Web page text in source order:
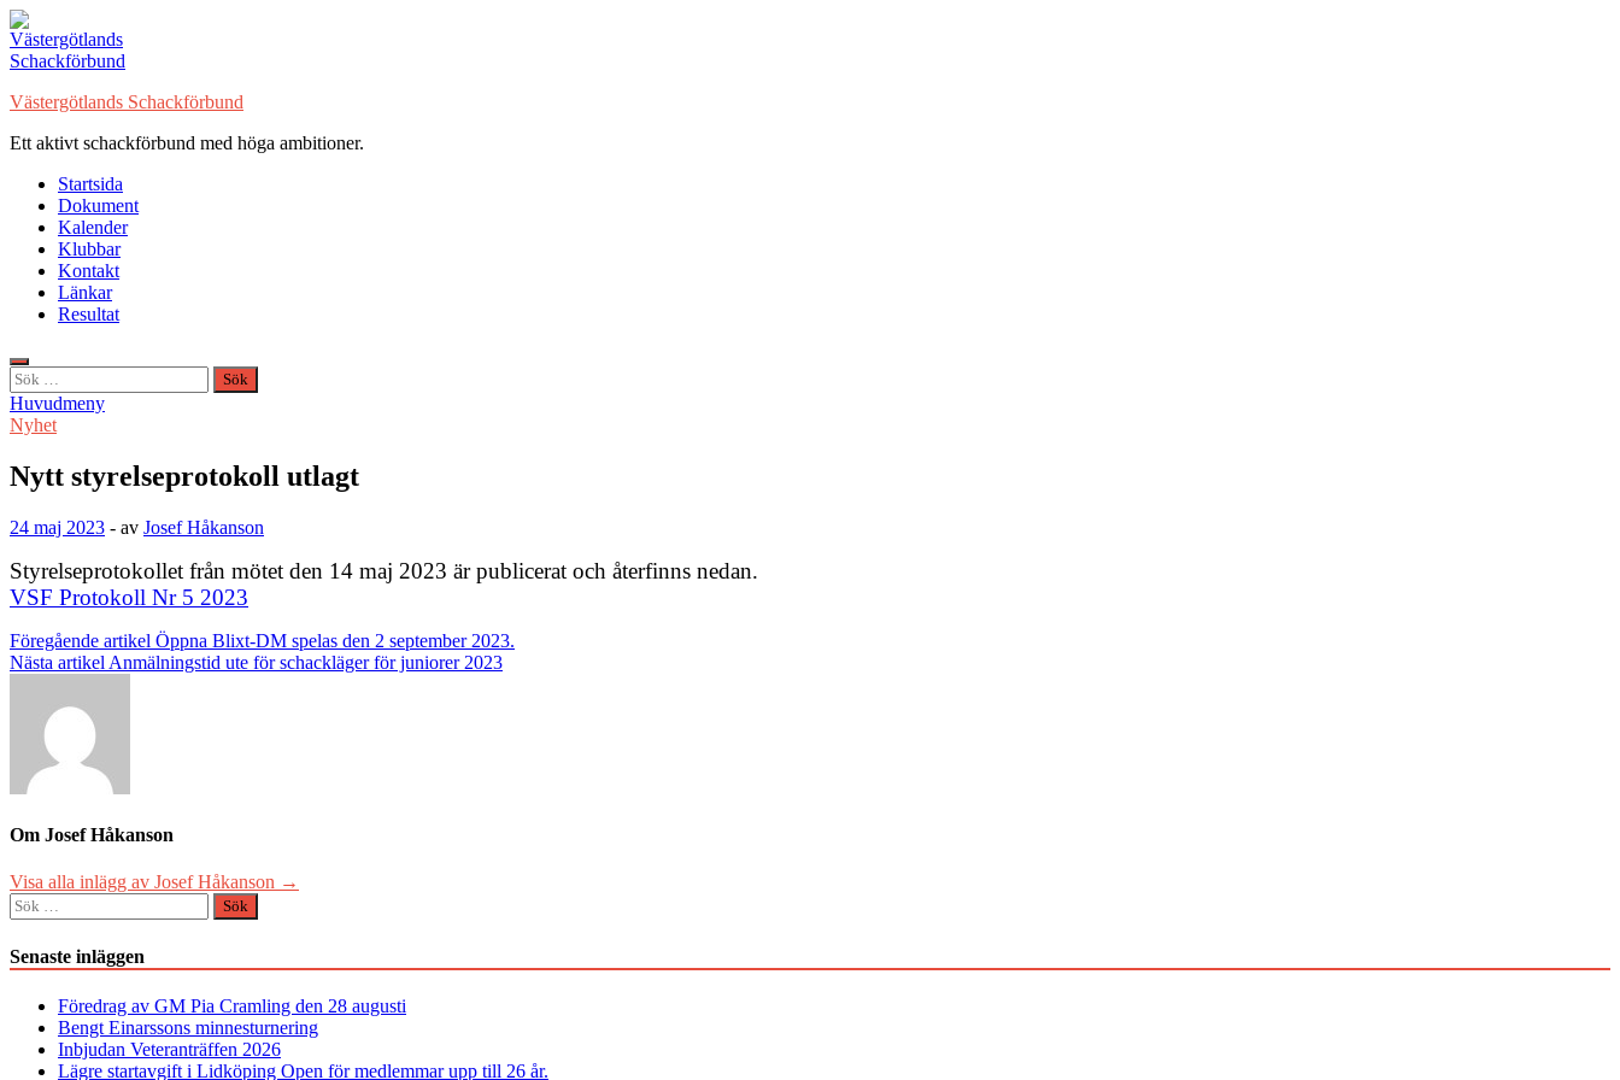
Hoppa
till
innehåll
Västergötlands Schackförbund
Ett aktivt schackförbund med höga ambitioner.
Startsida
Dokument
Kalender
Klubbar
Kontakt
Länkar
Resultat
Sök
efter:
Huvudmeny
Nyhet
Nytt styrelseprotokoll utlagt
24 maj 2023 - av Josef Håkanson
Styrelseprotokollet från mötet den 14 maj 2023 är publicerat och återfinns nedan.
VSF Protokoll Nr 5 2023
Inläggsnavigering
Föregående artikel Öppna Blixt-DM spelas den 2 september 2023.
Nästa artikel Anmälningstid ute för schackläger för juniorer 2023
Om Josef Håkanson
Visa alla inlägg av Josef Håkanson →
Sök
efter:
Senaste inläggen
Föredrag av GM Pia Cramling den 28 augusti
Bengt Einarssons minnesturnering
Inbjudan Veteranträffen 2026
Lägre startavgift i Lidköping Open för medlemmar upp till 26 år.